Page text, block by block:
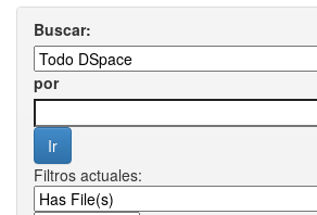
Buscar:
por
Filtros actuales: